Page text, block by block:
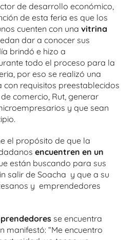
de desarrollo económico,
de esta feria es que los
cuenten con una vitrina
dar a conocer sus
brindó e hizo a
todo el proceso para la
por eso se realizó una
requisitos preestablecidos
comercio, Rut, generar
y que sean
el propósito de que la
encuentren en un
están buscando para sus
salir de Soacha y que a su
y emprendedores
se encuentra
manifestó: “Me encuentro